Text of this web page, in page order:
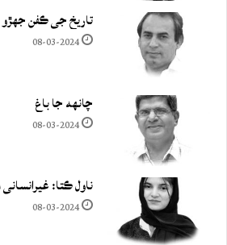
تاريخ جي ڪفن
08-03-2024
چانهه جا باغ
08-03-2024
ناول ڪتا:
08-03-2024